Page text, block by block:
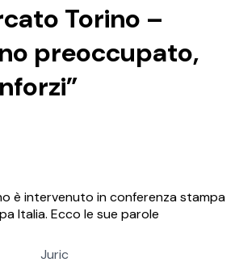
Torino –
preoccupato,
è intervenuto in conferenza stampa
Italia. Ecco le sue parole
Juric